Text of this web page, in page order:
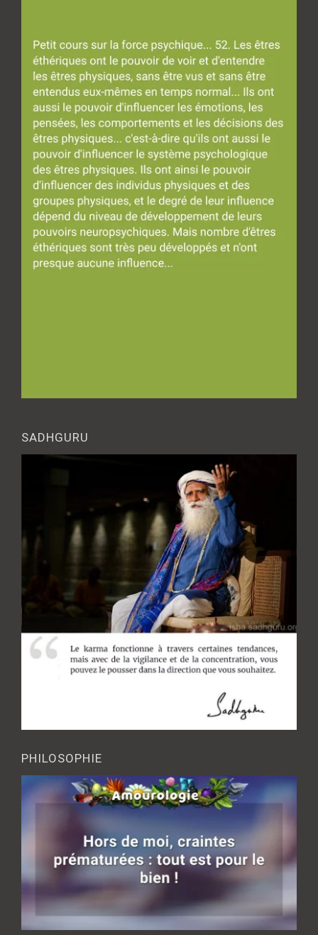
SADHGURU
PHILOSOPHIE